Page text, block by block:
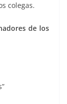
colegas.
de los